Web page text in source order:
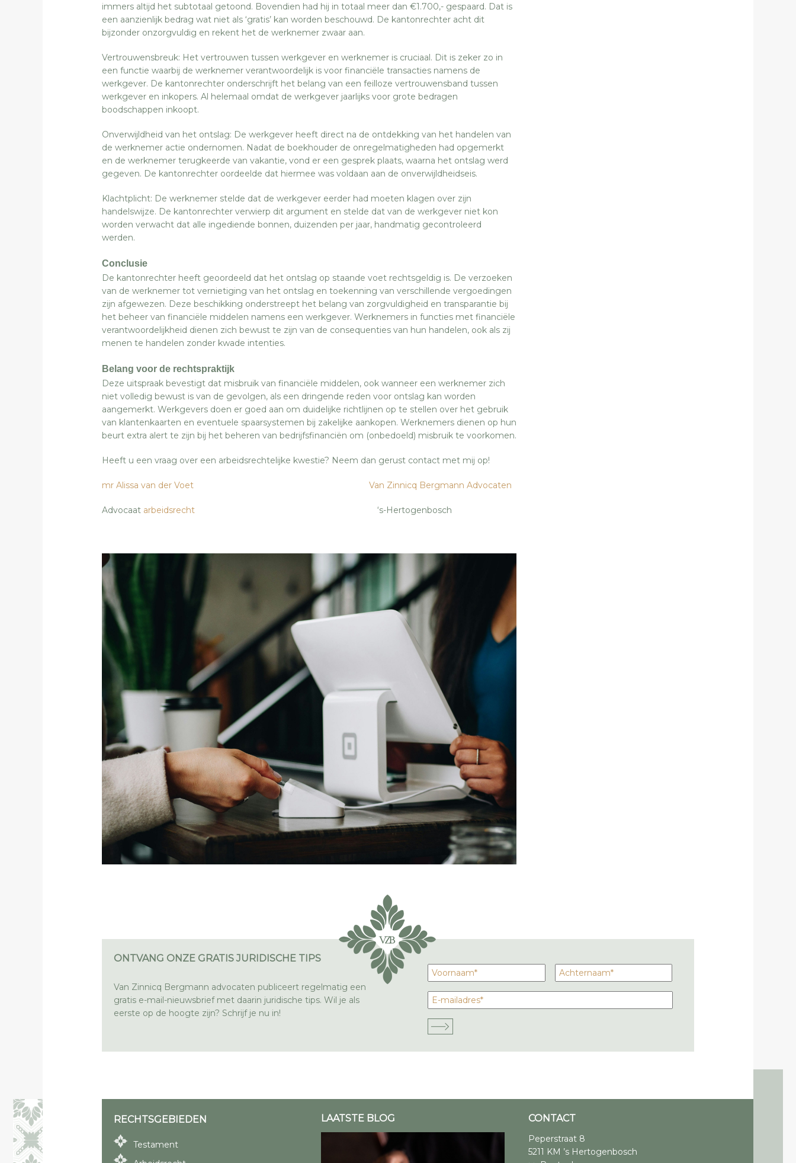
immers altijd het subtotaal getoond. Bovendien had hij in totaal meer dan €1.700,- gespaard. Dat is
een aanzienlijk bedrag wat niet als ‘gratis’ kan worden beschouwd. De kantonrechter acht dit
bijzonder onzorgvuldig en rekent het de werknemer zwaar aan.
Vertrouwensbreuk: Het vertrouwen tussen werkgever en werknemer is cruciaal. Dit is zeker zo in
een functie waarbij de werknemer verantwoordelijk is voor financiële transacties namens de
werkgever. De kantonrechter onderschrijft het belang van een feilloze vertrouwensband tussen
werkgever en inkopers. Al helemaal omdat de werkgever jaarlijks voor grote bedragen
boodschappen inkoopt.
Onverwijldheid van het ontslag: De werkgever heeft direct na de ontdekking van het handelen van
de werknemer actie ondernomen. Nadat de boekhouder de onregelmatigheden had opgemerkt
en de werknemer terugkeerde van vakantie, vond er een gesprek plaats, waarna het ontslag werd
gegeven. De kantonrechter oordeelde dat hiermee was voldaan aan de onverwijldheidseis.
Klachtplicht: De werknemer stelde dat de werkgever eerder had moeten klagen over zijn
handelswijze. De kantonrechter verwierp dit argument en stelde dat van de werkgever niet kon
worden verwacht dat alle ingediende bonnen, duizenden per jaar, handmatig gecontroleerd
werden.
Conclusie
De kantonrechter heeft geoordeeld dat het ontslag op staande voet rechtsgeldig is. De verzoeken
van de werknemer tot vernietiging van het ontslag en toekenning van verschillende vergoedingen
zijn afgewezen. Deze beschikking onderstreept het belang van zorgvuldigheid en transparantie bij
het beheer van financiële middelen namens een werkgever. Werknemers in functies met financiële
verantwoordelijkheid dienen zich bewust te zijn van de consequenties van hun handelen, ook als zij
menen te handelen zonder kwade intenties.
Belang voor de rechtspraktijk
Deze uitspraak bevestigt dat misbruik van financiële middelen, ook wanneer een werknemer zich
niet volledig bewust is van de gevolgen, als een dringende reden voor ontslag kan worden
aangemerkt. Werkgevers doen er goed aan om duidelijke richtlijnen op te stellen over het gebruik
van klantenkaarten en eventuele spaarsystemen bij zakelijke aankopen. Werknemers dienen op hun
beurt extra alert te zijn bij het beheren van bedrijfsfinanciën om (onbedoeld) misbruik te voorkomen.
Heeft u een vraag over een arbeidsrechtelijke kwestie? Neem dan gerust contact met mij op!
mr Alissa van der Voet Van Zinnicq Bergmann Advocaten
Advocaat arbeidsrecht ‘s-Hertogenbosch
ONTVANG ONZE GRATIS JURIDISCHE TIPS
Van Zinnicq Bergmann advocaten publiceert regelmatig een
gratis e-mail-nieuwsbrief met daarin juridische tips. Wil je als
eerste op de hoogte zijn? Schrijf je nu in!
RECHTSGEBIEDEN
Testament
LAATSTE BLOG CONTACT
Peperstraat 8
5211 KM ’s Hertogenbosch